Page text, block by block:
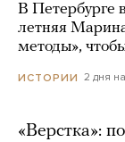
В Петербурге
летняя
методы»,
ИСТОРИИ 2 дня
«Верстка»: